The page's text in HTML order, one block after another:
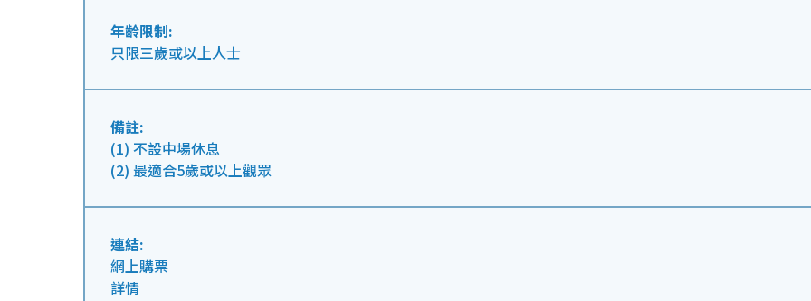
年齡限制:
只限三歲或以上人士
備註:
(1) 不設中場休息
(2) 最適合5歲或以上觀眾
連結:
網上購票
詳情